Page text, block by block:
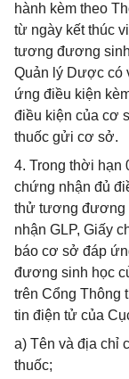
hành kèm theo
từ ngày kết thúc
tương đương
Quản lý Dược có
ứng điều kiện
điều kiện của cơ
thuốc gửi cơ sở.
4. Trong thời hạn
chứng nhận đủ
thử tương đương
nhận GLP, Giấy
báo cơ sở đáp
đương sinh học
trên Cổng Thông
tin điện tử của
a) Tên và địa chỉ
thuốc;